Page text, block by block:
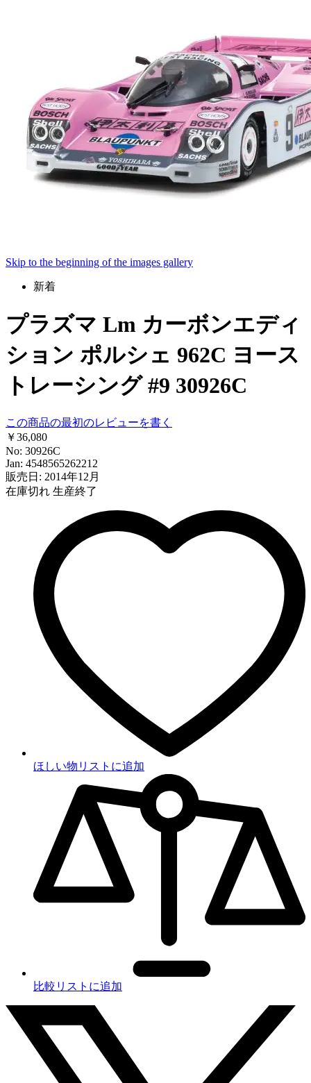
Skip to the beginning of the images gallery
新着
プラズマ Lm カーボンエディ
ション ポルシェ 962C ヨース
トレーシング #9 30926C
この商品の最初のレビューを書く
￥36,080
No: 30926C
Jan: 4548565262212
販売日: 2014年12月
在庫切れ 生産終了
ほしい物リストに追加
比較リストに追加